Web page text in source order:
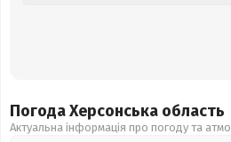
Погода Херсонська область
Актуальна інформація про погоду та